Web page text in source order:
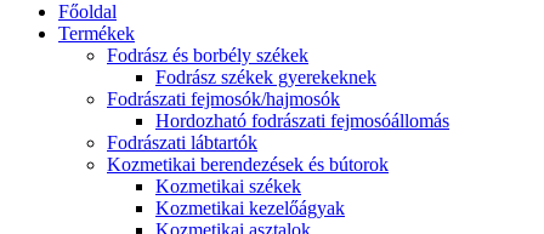
Főoldal
Termékek
Fodrász és borbély székek
Fodrász székek gyerekeknek
Fodrászati fejmosók/hajmosók
Hordozható fodrászati fejmosóállomás
Fodrászati lábtartók
Kozmetikai berendezések és bútorok
Kozmetikai székek
Kozmetikai kezelőágyak
Kozmetikai asztalok